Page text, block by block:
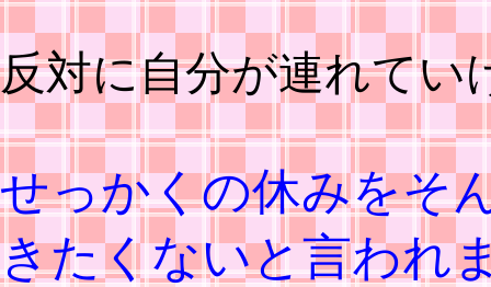
反対に自分が連れて
せっかくの休みをそ
きたくないと言われ